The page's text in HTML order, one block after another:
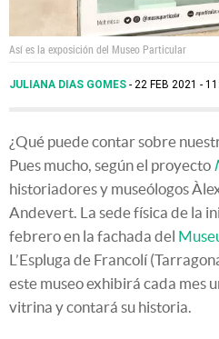
Así es la exposición del Museo Particular
JULIANA DIAS GOMES 22 FEB 2021 -
¿Qué puede contar sobre
Pues mucho, según el proyecto
historiadores y museólogos
Andevert. La sede física de la
febrero en la fachada del
L’Espluga de Francolí
este museo exhibirá cada mes
vitrina y contará su historia.